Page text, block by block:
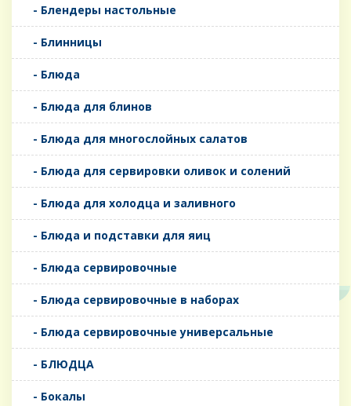
- Блендеры настольные
- Блинницы
- Блюда
- Блюда для блинов
- Блюда для многослойных салатов
- Блюда для сервировки оливок и солений
- Блюда для холодца и заливного
- Блюда и подставки для яиц
- Блюда сервировочные
- Блюда сервировочные в наборах
- Блюда сервировочные универсальные
- БЛЮДЦА
- Бокалы